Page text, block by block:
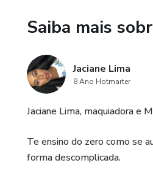
Saiba mais
Jaciane Lima
8 Ano Hotmarter
Jaciane Lima, maquiadora e
Te ensino do zero como se
forma descomplicada.